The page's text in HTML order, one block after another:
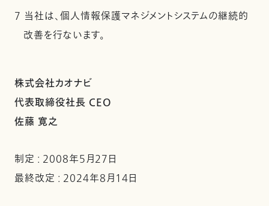
7 当社は、個人情報保護マネジメントシステムの継続的
改善を行ないます。
株式会社カオナビ
代表取締役社長 CEO
佐藤 寛之
制定 : 2008年5月27日
最終改定 : 2024年8月14日